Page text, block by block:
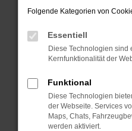
Prüfe deine
können das Laden
verhindern.
anderen Browser
Starte dein Gerät
Das kann manchmal
Probleme zu beheben.
Folgende Kategorien von
Essentiell
Diese Technologien sind
Kernfunktionalität der
Funktional
Diese Technologien
der Webseite. Services
Maps, Chats,
werden aktiviert.